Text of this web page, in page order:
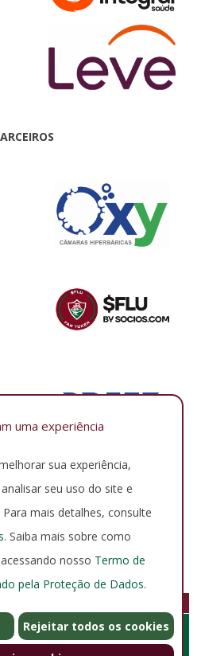
DE PRIVACIDADE
- Rio de Janeiro - RJ - Brasil -
uma experiência
sua experiência,
seu uso do site e
mais detalhes, consulte
. Saiba mais sobre como
nosso Termo de
pela Proteção de Dados.
Rejeitar todos os cookies